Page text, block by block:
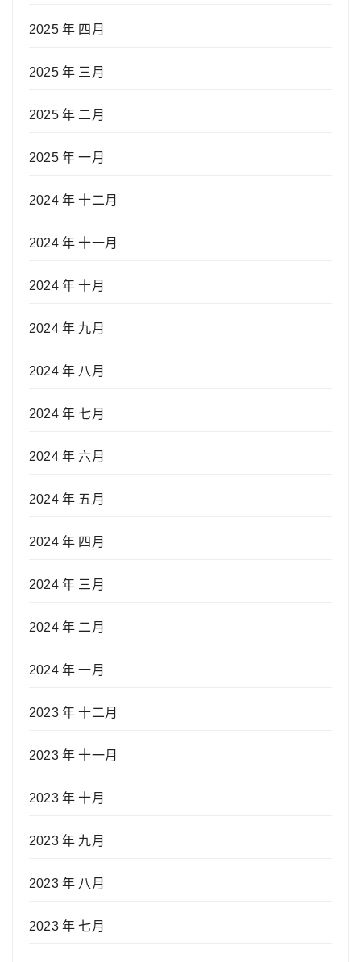
2025 年 四月
2025 年 三月
2025 年 二月
2025 年 一月
2024 年 十二月
2024 年 十一月
2024 年 十月
2024 年 九月
2024 年 八月
2024 年 七月
2024 年 六月
2024 年 五月
2024 年 四月
2024 年 三月
2024 年 二月
2024 年 一月
2023 年 十二月
2023 年 十一月
2023 年 十月
2023 年 九月
2023 年 八月
2023 年 七月